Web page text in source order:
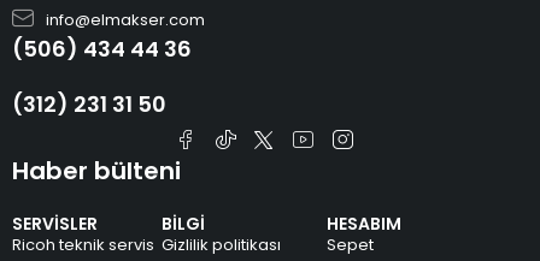
info@elmakser.com
(506) 434 44 36
(312) 231 31 50
SERVİSLER
Ricoh teknik servis
BİLGİ
Gizlilik politikası
HESABIM
Sepet
Haber bülteni